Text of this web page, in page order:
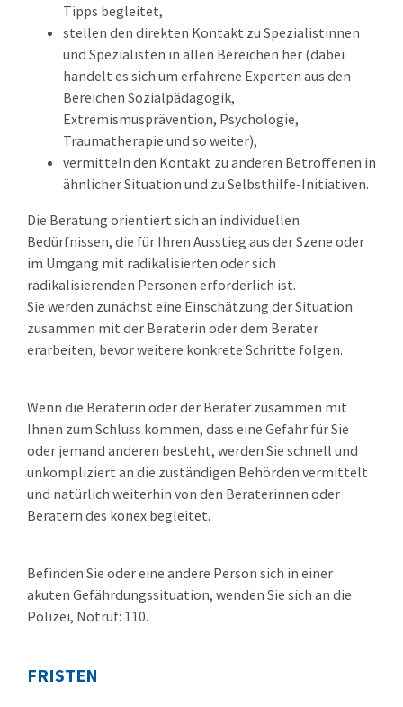
Tipps begleitet,
stellen den direkten Kontakt zu Spezialistinnen
und Spezialisten in allen Bereichen her (dabei
handelt es sich um erfahrene Experten aus den
Bereichen Sozialpädagogik,
Extremismusprävention, Psychologie,
Traumatherapie und so weiter),
vermitteln den Kontakt zu anderen Betroffenen in
ähnlicher Situation und zu Selbsthilfe-Initiativen.
Die Beratung orientiert sich an individuellen
Bedürfnissen, die für Ihren Ausstieg aus der Szene oder
im Umgang mit radikalisierten oder sich
radikalisierenden Personen erforderlich ist.
Sie werden zunächst eine Einschätzung der Situation
zusammen mit der Beraterin oder dem Berater
erarbeiten, bevor weitere konkrete Schritte folgen.
Wenn die Beraterin oder der Berater zusammen mit
Ihnen zum Schluss kommen, dass eine Gefahr für Sie
oder jemand anderen besteht, werden Sie schnell und
unkompliziert an die zuständigen Behörden vermittelt
und natürlich weiterhin von den Beraterinnen oder
Beratern des konex begleitet.
Befinden Sie oder eine andere Person sich in einer
akuten Gefährdungssituation, wenden Sie sich an die
Polizei, Notruf: 110.
FRISTEN